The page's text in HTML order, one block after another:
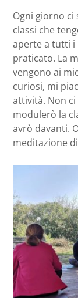
Ogni giorno ci
classi che
aperte a tutti i
praticato. La
vengono ai
curiosi, mi
attività. Non
modulerò la
avrò davanti.
meditazione